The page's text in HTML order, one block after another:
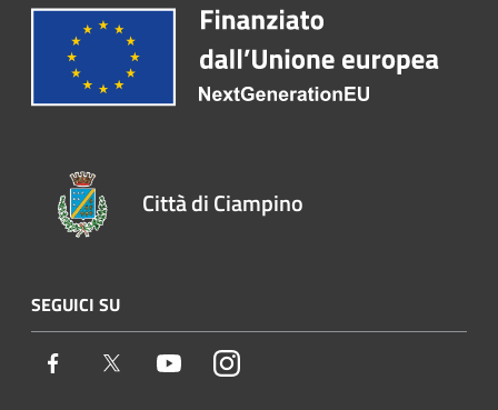
Città di Ciampino
SEGUICI SU
Facebook Twitter YoutubeInstagram